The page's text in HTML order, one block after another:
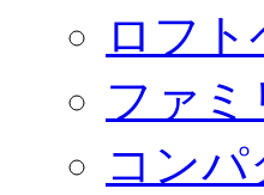
ロフト
ファミ
コンパ